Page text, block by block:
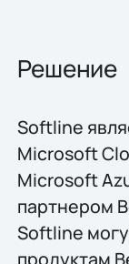
Решение
Softline
Microsoft
Microsoft
партнером
Softline